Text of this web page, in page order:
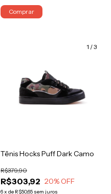
Comprar
1 /3
Tênis Hocks Puff Dark Camo
R$303,92
R$379,90
20% OFF
6x de R$50,65 sem juros